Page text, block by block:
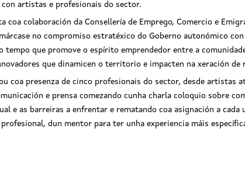
artistas e profesionais do sector.
coa colaboración da Consellería de Emprego, Comercio e
no compromiso estratéxico do Goberno autonómico
tempo que promove o espírito emprendedor entre a
que dinamicen o territorio e impacten na xeración de
coa presenza de cinco profesionais do sector, desde artistas
e prensa comezando cunha charla coloquio sobre
e as barreiras a enfrentar e rematando coa asignación a cada
dun mentor para ter unha experiencia máis